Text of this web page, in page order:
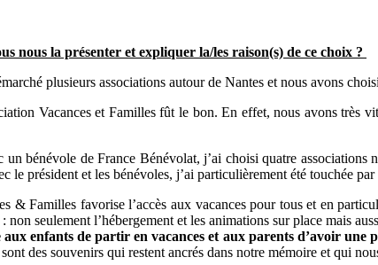
nous la présenter et expliquer la/les raison(s) de ce choix ?
plusieurs associations autour de Nantes et nous avons
Vacances et Familles fût le bon. En effet, nous avons très
bénévole de France Bénévolat, j’ai choisi quatre
le président et les bénévoles, j’ai particulièrement été touchée
& Familles favorise l’accès aux vacances pour tous et en
non seulement l’hébergement et les animations sur place mais
enfants de partir en vacances et aux parents d’avoir
des souvenirs qui restent ancrés dans notre mémoire et qui